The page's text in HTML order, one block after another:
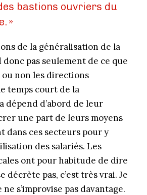
bastions ouvriers du
»
de la généralisation de la
pas seulement de ce que
non les directions
temps court de la
dépend d’abord de leur
une part de leurs moyens
dans ces secteurs pour y
des salariés. Les
ont pour habitude de dire
décrète pas, c’est très vrai. Je
s’improvise pas davantage.